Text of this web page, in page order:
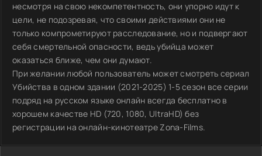
несмотря на свою некомпетентность, они упорно идут к
цели, не подозревая, что своими действиями они не
только компрометируют расследование, но и подвергают
себя смертельной опасности, ведь убийца может
оказаться ближе, чем они думают.
При желании любой пользователь может смотреть сериал
Убийства в одном здании (2021-2025) 1-5 сезон все серии
подряд на русском языке онлайн всегда бесплатно в
хорошем качестве HD (720, 1080, UltraHD) без
регистрации на онлайн-кинотеатре Zona-Films.